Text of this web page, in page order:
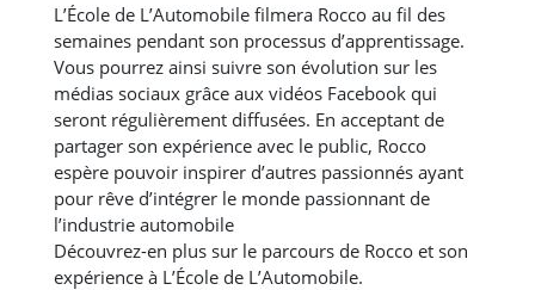
L’École de L’Automobile filmera Rocco au fil des
semaines pendant son processus d’apprentissage.
Vous pourrez ainsi suivre son évolution sur les
médias sociaux grâce aux vidéos Facebook qui
seront régulièrement diffusées. En acceptant de
partager son expérience avec le public, Rocco
espère pouvoir inspirer d’autres passionnés ayant
pour rêve d’intégrer le monde passionnant de
l’industrie automobile
Découvrez-en plus sur le parcours de Rocco et son
expérience à L’École de L’Automobile.